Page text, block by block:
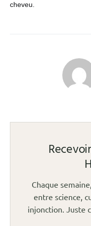
cheveu.
Chaque
entre science,
injonction. Juste